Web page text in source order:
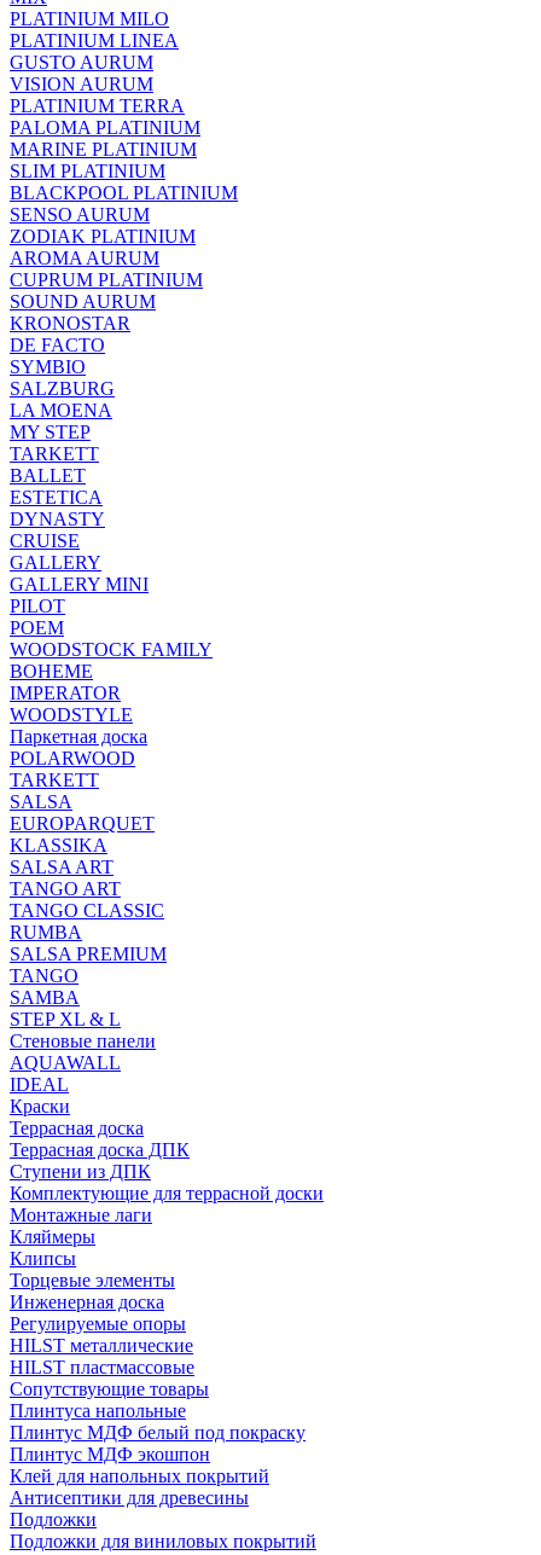
PLATINIUM MILO
PLATINIUM LINEA
GUSTO AURUM
VISION AURUM
PLATINIUM TERRA
PALOMA PLATINIUM
MARINE PLATINIUM
SLIM PLATINIUM
BLACKPOOL PLATINIUM
SENSO AURUM
ZODIAK PLATINIUM
AROMA AURUM
CUPRUM PLATINIUM
SOUND AURUM
KRONOSTAR
DE FACTO
SYMBIO
SALZBURG
LA MOENA
MY STEP
TARKETT
BALLET
ESTETICA
DYNASTY
CRUISE
GALLERY
GALLERY MINI
PILOT
POEM
WOODSTOCK FAMILY
BOHEME
IMPERATOR
WOODSTYLE
Паркетная доска
POLARWOOD
TARKETT
SALSA
EUROPARQUET
KLASSIKA
SALSA ART
TANGO ART
TANGO CLASSIC
RUMBA
SALSA PREMIUM
TANGO
SAMBA
STEP XL & L
Стеновые панели
AQUAWALL
IDEAL
Краски
Террасная доска
Террасная доска ДПК
Ступени из ДПК
Комплектующие для террасной доски
Монтажные лаги
Кляймеры
Клипсы
Торцевые элементы
Инженерная доска
Регулируемые опоры
HILST металлические
HILST пластмассовые
Сопутствующие товары
Плинтуса напольные
Плинтус МДФ белый под покраску
Плинтус МДФ экошпон
Клей для напольных покрытий
Антисептики для древесины
Подложки
Подложки для виниловых покрытий